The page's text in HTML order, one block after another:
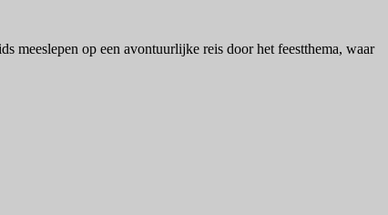
meeslepen op een avontuurlijke reis door het feestthema, waar